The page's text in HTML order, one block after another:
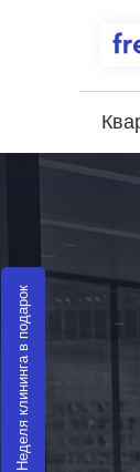
Неделя клининга в подарок